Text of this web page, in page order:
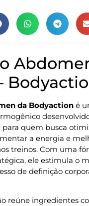
da Bodyaction é
quem busca
a energia e
treinos. Com uma
ele estimula o
de definição
reúne ingredientes